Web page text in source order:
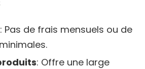
: Pas de frais mensuels ou de
: Offre une large